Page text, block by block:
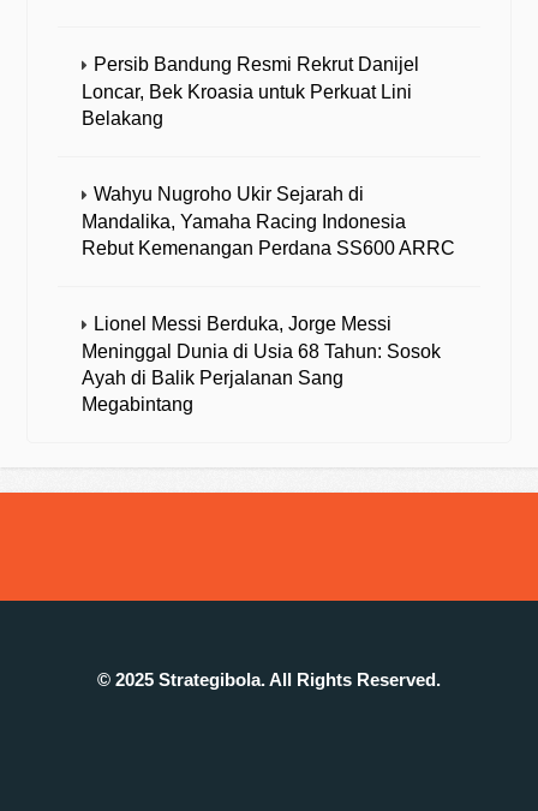
Persib Bandung Resmi Rekrut Danijel
Loncar, Bek Kroasia untuk Perkuat Lini
Belakang
Wahyu Nugroho Ukir Sejarah di
Mandalika, Yamaha Racing Indonesia
Rebut Kemenangan Perdana SS600 ARRC
Lionel Messi Berduka, Jorge Messi
Meninggal Dunia di Usia 68 Tahun: Sosok
Ayah di Balik Perjalanan Sang
Megabintang
© 2025 Strategibola. All Rights Reserved.